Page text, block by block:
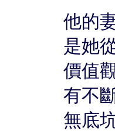
他的
是她
價值
有不
無底